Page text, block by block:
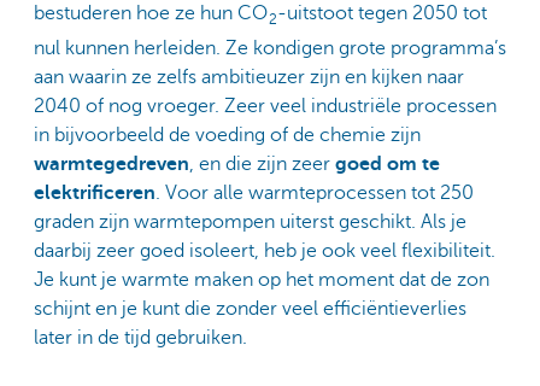
bestuderen hoe ze hun CO2-uitstoot tegen 2050 tot
nul kunnen herleiden. Ze kondigen grote programma’s
aan waarin ze zelfs ambitieuzer zijn en kijken naar
2040 of nog vroeger. Zeer veel industriële processen
in bijvoorbeeld de voeding of de chemie zijn
warmtegedreven, en die zijn zeer goed om te
elektrificeren. Voor alle warmteprocessen tot 250
graden zijn warmtepompen uiterst geschikt. Als je
daarbij zeer goed isoleert, heb je ook veel flexibiliteit.
Je kunt je warmte maken op het moment dat de zon
schijnt en je kunt die zonder veel efficiëntieverlies
later in de tijd gebruiken.